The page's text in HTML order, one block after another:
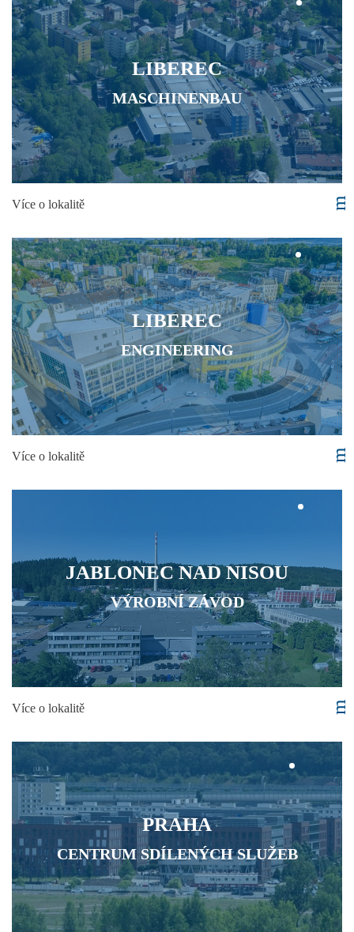
LIBEREC
MASCHINENBAU
Více o lokalitě
LIBEREC
ENGINEERING
Více o lokalitě
JABLONEC NAD NISOU
VÝROBNÍ ZÁVOD
Více o lokalitě
PRAHA
CENTRUM SDÍLENÝCH SLUŽEB